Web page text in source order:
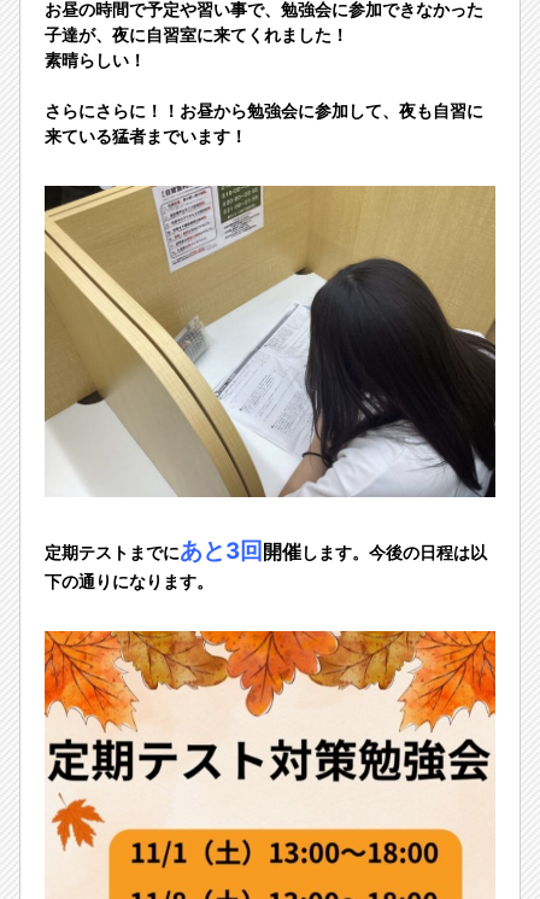
お昼の時間で予定や習い事で、勉強会に参加できなかった
子達が、夜に自習室に来てくれました！
素晴らしい！
さらにさらに！！お昼から勉強会に参加して、夜も自習に
来ている猛者までいます！
定期テストまでにあと3回 開催します。今後の日程は以
下の通りになります。